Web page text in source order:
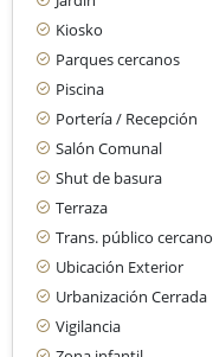
Kiosko
Parques cercanos
Piscina
Portería / Recepción
Salón Comunal
Shut de basura
Terraza
Trans. público cercano
Ubicación Exterior
Urbanización Cerrada
Vigilancia